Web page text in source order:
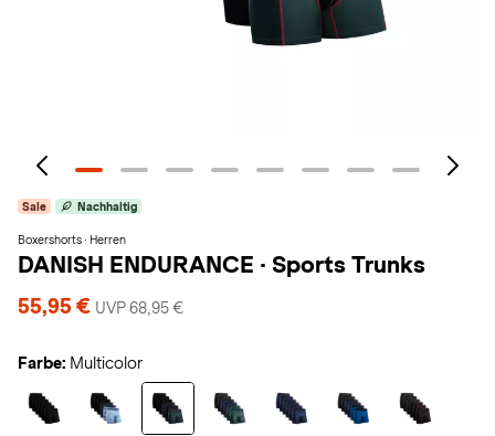
Sale Nachhaltig
Boxershorts · Herren
DANISH ENDURANCE · Sports Trunks
55,95 € UVP 68,95 €
Farbe: Multicolor